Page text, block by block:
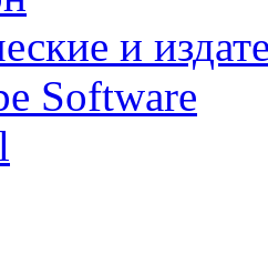
и
Software